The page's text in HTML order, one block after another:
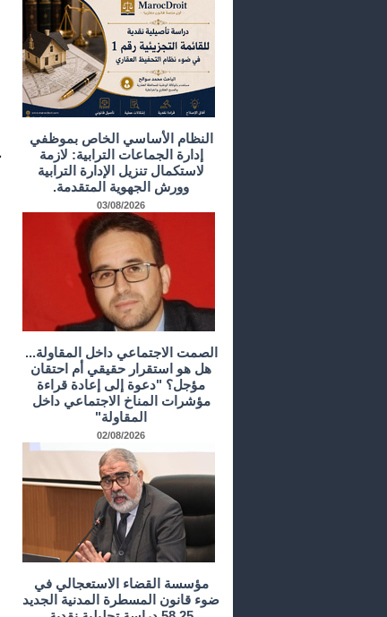
النظام الأساسي الخاص بموظفي
إدارة الجماعات الترابية: لازمة
لاستكمال تنزيل الإدارة الترابية
وورش الجهوية المتقدمة.
03/08/2026
الصمت الاجتماعي داخل المقاولة...
هل هو استقرار حقيقي أم احتقان
مؤجل؟ "دعوة إلى إعادة قراءة
مؤشرات المناخ الاجتماعي داخل
المقاولة"
02/08/2026
مؤسسة القضاء الاستعجالي في
ضوء قانون المسطرة المدنية الجديد